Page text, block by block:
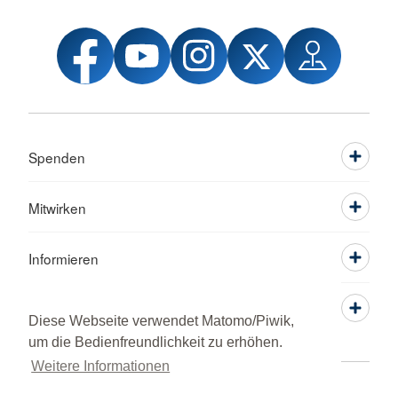
Diese Webseite verwendet Matomo/Piwik,
um die Bedienfreundlichkeit zu erhöhen.
Weitere Informationen
Spenden
Mitwirken
Informieren